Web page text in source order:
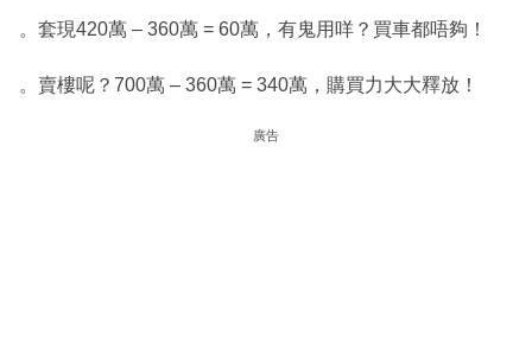
。套現420萬 – 360萬 = 60萬，有鬼用咩？買車都唔夠！
。賣樓呢？700萬 – 360萬 = 340萬，購買力大大釋放！
廣告